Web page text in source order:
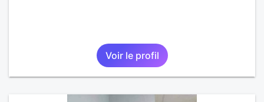
Voir le profil